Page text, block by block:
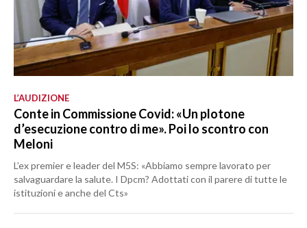
L’AUDIZIONE
Conte in Commissione Covid: «Un plotone
d’esecuzione contro di me». Poi lo scontro con
Meloni
L’ex premier e leader del M5S: «Abbiamo sempre lavorato per
salvaguardare la salute. I Dpcm? Adottati con il parere di tutte le
istituzioni e anche del Cts»